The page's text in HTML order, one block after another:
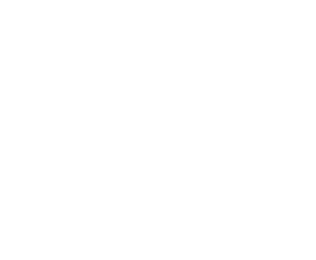
«Campaña de
En la época de las cuentas
José Luis Sanz, era
«honestidad» y «pulcritud»,
difamación en su contra. Ha
fines que no estuvieran